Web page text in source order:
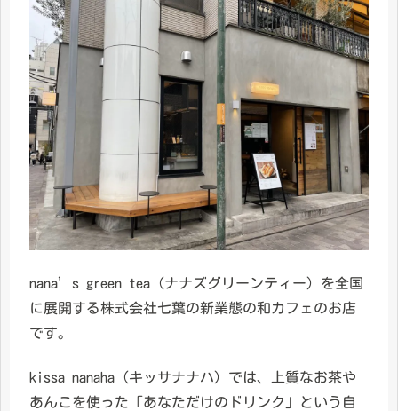
nana’s green tea（ナナズグリーンティー）を全国
に展開する株式会社七葉の新業態の和カフェのお店
です。
kissa nanaha（キッサナナハ）では、上質なお茶や
あんこを使った「あなただけのドリンク」という自